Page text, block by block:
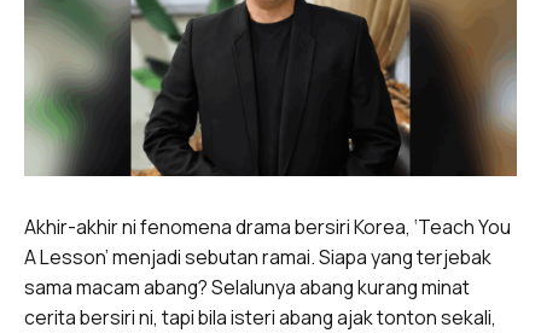
Akhir-akhir ni fenomena drama bersiri Korea, ‘Teach You
A Lesson’ menjadi sebutan ramai. Siapa yang terjebak
sama macam abang? Selalunya abang kurang minat
cerita bersiri ni, tapi bila isteri abang ajak tonton sekali,